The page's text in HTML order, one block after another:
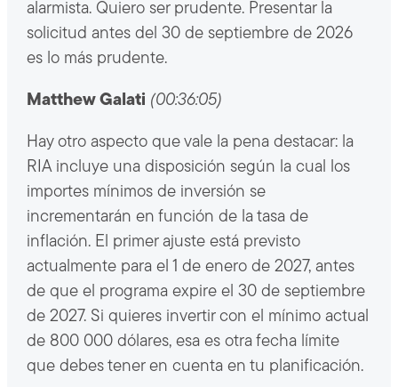
alarmista. Quiero ser prudente. Presentar la
solicitud antes del 30 de septiembre de 2026
es lo más prudente.
Matthew Galati (00:36:05)
Hay otro aspecto que vale la pena destacar: la
RIA incluye una disposición según la cual los
importes mínimos de inversión se
incrementarán en función de la tasa de
inflación. El primer ajuste está previsto
actualmente para el 1 de enero de 2027, antes
de que el programa expire el 30 de septiembre
de 2027. Si quieres invertir con el mínimo actual
de 800 000 dólares, esa es otra fecha límite
que debes tener en cuenta en tu planificación.